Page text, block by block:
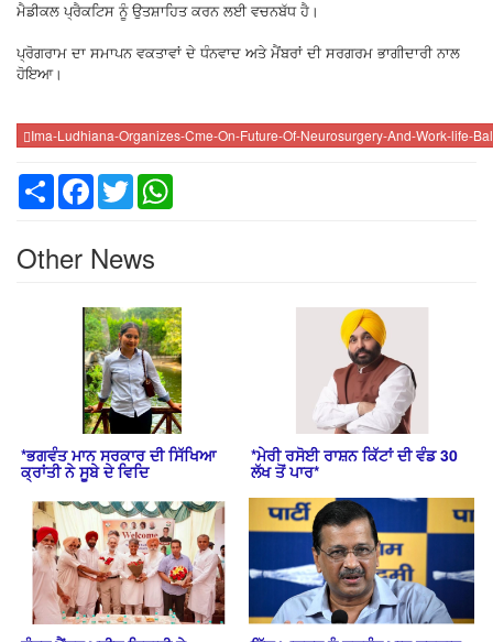
ਮੈਡੀਕਲ ਪ੍ਰੈਕਟਿਸ ਨੂੰ ਉਤਸ਼ਾਹਿਤ ਕਰਨ ਲਈ ਵਚਨਬੱਧ ਹੈ।
ਪ੍ਰੋਗਰਾਮ ਦਾ ਸਮਾਪਨ ਵਕਤਾਵਾਂ ਦੇ ਧੰਨਵਾਦ ਅਤੇ ਮੈਂਬਰਾਂ ਦੀ ਸਰਗਰਮ ਭਾਗੀਦਾਰੀ ਨਾਲ
ਹੋਇਆ।
Ima-Ludhiana-Organizes-Cme-On-Future-Of-Neurosurgery-And-Work-life-
Share Facebook
Twitter
Other News
*ਭਗਵੰਤ ਮਾਨ ਸਰਕਾਰ ਦੀ ਸਿੱਖਿਆ
ਕ੍ਰਾਂਤੀ ਨੇ ਸੂਬੇ ਦੇ ਵਿਦਿ
*ਮੇਰੀ ਰਸੋਈ ਰਾਸ਼ਨ ਕਿੱਟਾਂ ਦੀ ਵੰਡ 30
ਲੱਖ ਤੋਂ ਪਾਰ*